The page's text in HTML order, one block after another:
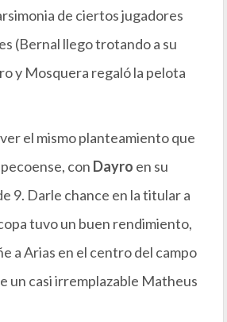
de ciertos jugadores
(Bernal llego trotando a su
y Mosquera regaló la pelota
el mismo planteamiento que
con Dayro en su
9. Darle chance en la titular a
tuvo un buen rendimiento,
a Arias en el centro del campo
un casi irremplazable Matheus